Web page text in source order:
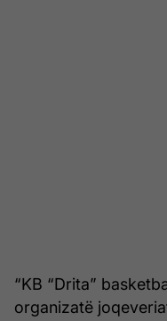
“KB “Drita”
organizatë